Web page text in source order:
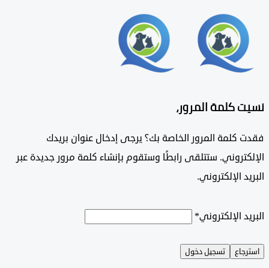
كلمة المرور،
كلمة المرور الخاصة بك؟ يرجى إدخال عنوان بريدك
ستتلقى رابطًا وستقوم بإنشاء كلمة مرور جديدة عبر
الإلكتروني.
الإلكتروني*
تسجيل دخول